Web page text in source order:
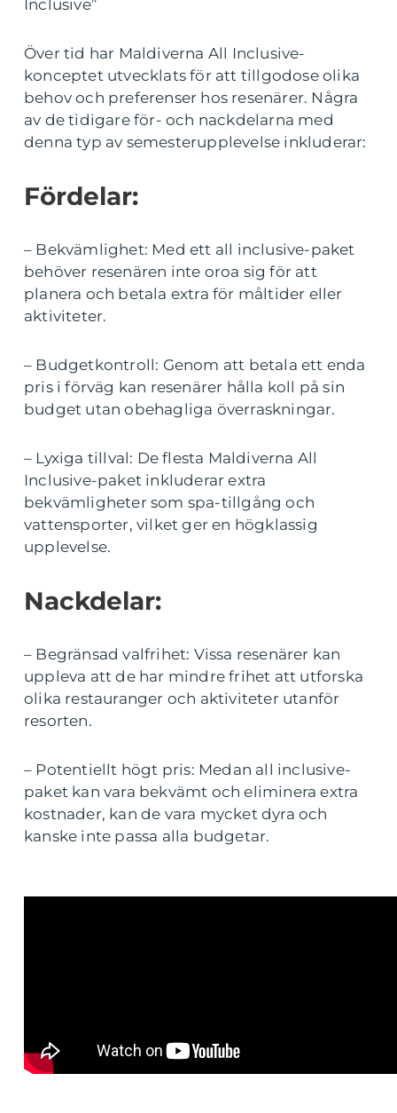
Inclusive”
Över tid har Maldiverna All Inclusive-
konceptet utvecklats för att tillgodose olika
behov och preferenser hos resenärer. Några
av de tidigare för- och nackdelarna med
denna typ av semesterupplevelse inkluderar:
Fördelar:
– Bekvämlighet: Med ett all inclusive-paket
behöver resenären inte oroa sig för att
planera och betala extra för måltider eller
aktiviteter.
– Budgetkontroll: Genom att betala ett enda
pris i förväg kan resenärer hålla koll på sin
budget utan obehagliga överraskningar.
– Lyxiga tillval: De flesta Maldiverna All
Inclusive-paket inkluderar extra
bekvämligheter som spa-tillgång och
vattensporter, vilket ger en högklassig
upplevelse.
Nackdelar:
– Begränsad valfrihet: Vissa resenärer kan
uppleva att de har mindre frihet att utforska
olika restauranger och aktiviteter utanför
resorten.
– Potentiellt högt pris: Medan all inclusive-
paket kan vara bekvämt och eliminera extra
kostnader, kan de vara mycket dyra och
kanske inte passa alla budgetar.